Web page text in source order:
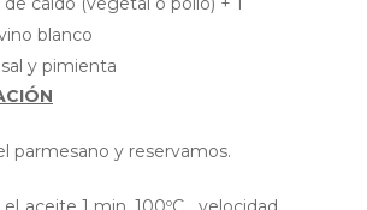
blanco
y pimienta
parmesano y reservamos.